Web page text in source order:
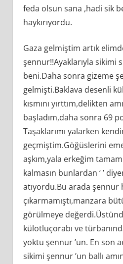
feda olsun sana ,hadi sik
haykırıyordu.
Gaza gelmiştim artık
şennur!!Ayaklarıyla sikimi
beni.Daha sonra gizeme
gelmişti.Baklava desenli
kısmını yırttım,delikten
başladım,daha sonra 69
Taşaklarımı yalarken
geçmiştim.Göğüslerini
aşkım,yala erkeğim
kalmasın bunlardan ‘ ’
atıyordu.Bu arada şennur
çıkarmamıştı,manzara
görülmeye
külotluçorabı ve
yoktu şennur ’un. En son
sikimi şennur ’un ballı